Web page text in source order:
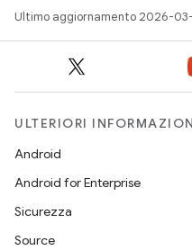
Ultimo aggiornamento 2026-
ULTERIORI
Android
Android for Enterprise
Sicurezza
Source